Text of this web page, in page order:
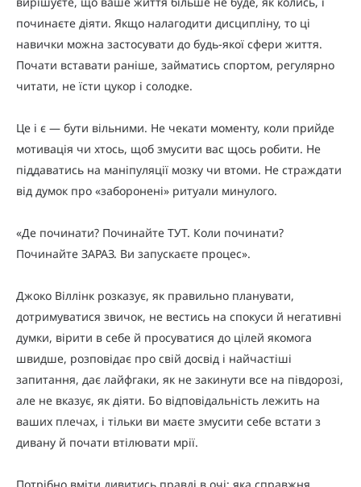
починаєте діяти. Якщо налагодити дисципліну, то ці
навички можна застосувати до будь-якої сфери життя.
Почати вставати раніше, займатись спортом, регулярно
читати, не їсти цукор і солодке.
Це і є — бути вільними. Не чекати моменту, коли прийде
мотивація чи хтось, щоб змусити вас щось робити. Не
піддаватись на маніпуляції мозку чи втоми. Не страждати
від думок про «заборонені» ритуали минулого.
«Де починати? Починайте ТУТ. Коли починати?
Починайте ЗАРАЗ. Ви запускаєте процес».
Джоко Віллінк розказує, як правильно планувати,
дотримуватися звичок, не вестись на спокуси й негативні
думки, вірити в себе й просуватися до цілей якомога
швидше, розповідає про свій досвід і найчастіші
запитання, дає лайфгаки, як не закинути все на півдорозі,
але не вказує, як діяти. Бо відповідальність лежить на
ваших плечах, і тільки ви маєте змусити себе встати з
дивану й почати втілювати мрії.